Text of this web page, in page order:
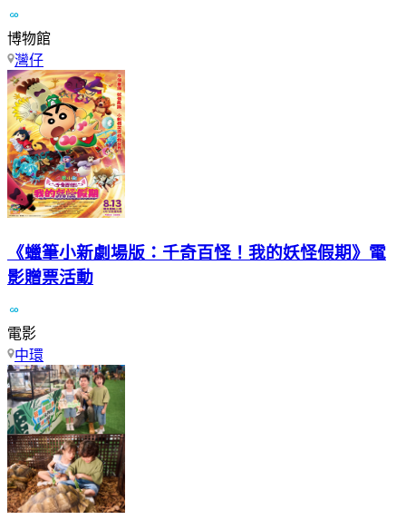
博物館
灣仔
《蠟筆小新劇場版：千奇百怪！我的妖怪假期》電
影贈票活動
電影
中環